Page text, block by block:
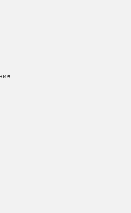
графики, наборы команд и
данных. Ее можно
читать из OPC, DDE, TCP или
источника данных. В продукте
Data Historian. Надо добавить
архивного хранилища, чтобы
этой конкретной точки
которую можно внимательно